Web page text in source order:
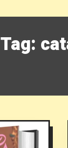
Tag: